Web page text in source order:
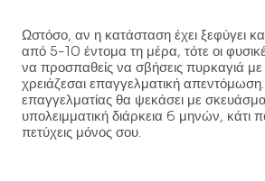
Ωστόσο, αν η κατάσταση έχει ξεφύγει
από 5-10 έντομα τη μέρα, τότε οι
να προσπαθείς να σβήσεις πυρκαγιά με
χρειάζεσαι επαγγελματική
επαγγελματίας θα ψεκάσει με
υπολειμματική διάρκεια 6 μηνών, κάτι
πετύχεις μόνος σου.